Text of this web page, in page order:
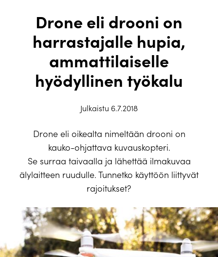
Drone eli drooni on
harrastajalle hupia,
ammattilaiselle
hyödyllinen työkalu
Julkaistu 6.7.2018
Drone eli oikealta nimeltään drooni on
kauko-ohjattava kuvauskopteri.
Se surraa taivaalla ja lähettää ilmakuvaa
älylaitteen ruudulle. Tunnetko käyttöön liittyvät
rajoitukset?